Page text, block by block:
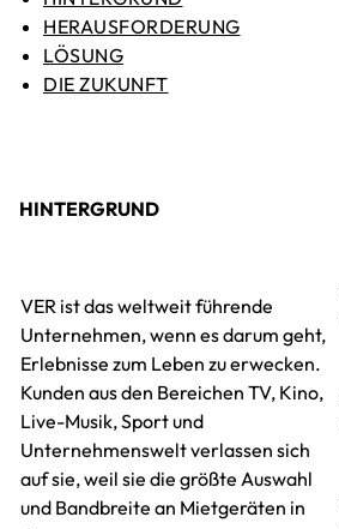
HERAUSFORDERUNG
LÖSUNG
DIE ZUKUNFT
HINTERGRUND
VER ist das weltweit führende
Unternehmen, wenn es darum geht,
Erlebnisse zum Leben zu erwecken.
Kunden aus den Bereichen TV, Kino,
Live-Musik, Sport und
Unternehmenswelt verlassen sich
auf sie, weil sie die größte Auswahl
und Bandbreite an Mietgeräten in